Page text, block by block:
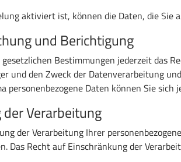
aktiviert ist, können die Daten, die
und Berichtigung
Bestimmungen jederzeit das
und den Zweck der Datenverarbeitung
personenbezogene Daten können Sie
Verarbeitung
der Verarbeitung Ihrer
Das Recht auf Einschränkung der